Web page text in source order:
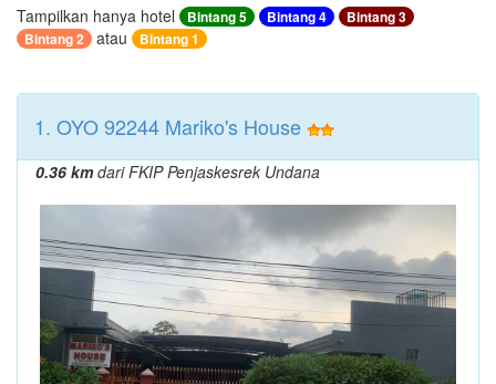
Tampilkan hanya hotel Bintang 5 Bintang 4
Bintang 3
Bintang 2
atau Bintang 1
1. OYO 92244 Mariko's House
0.36 kmdari FKIP Penjaskesrek Undana